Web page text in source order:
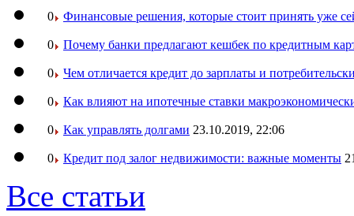
0 Финансовые решения, которые стоит принять уже
0 Почему банки предлагают кешбек по кредитным
0 Чем отличается кредит до зарплаты и
0 Как влияют на ипотечные ставки
0 Как управлять долгами 23.10.2019, 22:06
0 Кредит под залог недвижимости: важные моменты
Все статьи